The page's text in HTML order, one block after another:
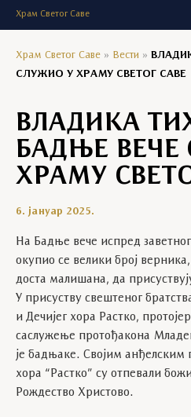
Храм Светог Саве
Храм Светог Саве » Вести »
СЛУЖИО У ХРАМУ СВЕТОГ САВЕ
ВЛАДИКА
БАДЊЕ
ХРАМУ
6. јануар 2025.
На Бадње вече испред
окупио се велики број
доста малишана, да
У присуству свештеног
и Дечијег хора Растко,
саслужење протођакона
је бадњаке. Својим анђелским
хора “Растко” су отпевали
Рождество Христово.